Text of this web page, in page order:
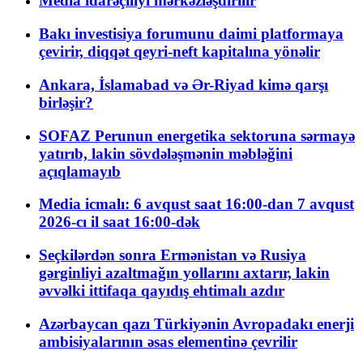
Bakı investisiya forumunu daimi platformaya
çevirir, diqqət qeyri-neft kapitalına yönəlir
Ankara, İslamabad və Ər-Riyad kimə qarşı
birləşir?
SOFAZ Perunun energetika sektoruna sərmayə
yatırıb, lakin sövdələşmənin məbləğini
açıqlamayıb
Media icmalı: 6 avqust saat 16:00-dan 7 avqust
2026-cı il saat 16:00-dək
Seçkilərdən sonra Ermənistan və Rusiya
gərginliyi azaltmağın yollarını axtarır, lakin
əvvəlki ittifaqa qayıdış ehtimalı azdır
Azərbaycan qazı Türkiyənin Avropadakı enerji
ambisiyalarının əsas elementinə çevrilir